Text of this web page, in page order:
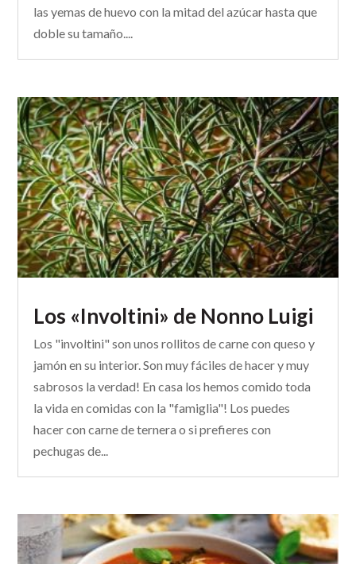
las yemas de huevo con la mitad del azúcar hasta que
doble su tamaño....
Los «Involtini» de Nonno Luigi
Los "involtini" son unos rollitos de carne con queso y
jamón en su interior. Son muy fáciles de hacer y muy
sabrosos la verdad! En casa los hemos comido toda
la vida en comidas con la "famiglia"! Los puedes
hacer con carne de ternera o si prefieres con
pechugas de...